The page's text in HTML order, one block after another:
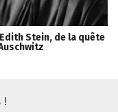
Stein, de la quête
!